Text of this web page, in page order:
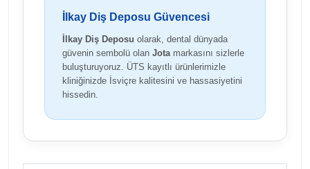
İlkay Diş Deposu Güvencesi
İlkay Diş Deposu olarak, dental dünyada
güvenin sembolü olan Jota markasını sizlerle
buluşturuyoruz. ÜTS kayıtlı ürünlerimizle
kliniğinizde İsviçre kalitesini ve hassasiyetini
hissedin.